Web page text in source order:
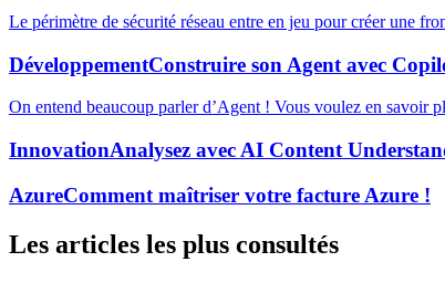
Le périmètre de sécurité réseau entre en jeu pour créer une
DéveloppementConstruire son Agent avec
On entend beaucoup parler d’Agent ! Vous voulez en savoir
InnovationAnalysez avec AI Content
AzureComment maîtriser votre facture Azure !
Les articles les plus consultés